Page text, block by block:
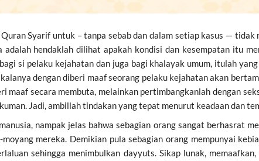
Syarif untuk – tanpa sebab dan dalam setiap kasus —
adalah hendaklah dilihat apakah kondisi dan kesempatan itu
si pelaku kejahatan dan juga bagi khalayak umum, itulah
dengan diberi maaf seorang pelaku kejahatan akan
maaf secara membuta, melainkan pertimbangkanlah dengan
Jadi, ambillah tindakan yang tepat menurut keadaan dan
nampak jelas bahwa sebagian orang sangat berhasrat
mereka. Demikian pula sebagian orang mempunyai
sehingga menimbulkan dayyuts. Sikap lunak,